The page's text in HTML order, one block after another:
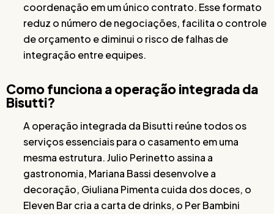
coordenação em um único contrato. Esse formato
reduz o número de negociações, facilita o controle
de orçamento e diminui o risco de falhas de
integração entre equipes.
Como funciona a operação integrada da
Bisutti?
A operação integrada da Bisutti reúne todos os
serviços essenciais para o casamento em uma
mesma estrutura. Julio Perinetto assina a
gastronomia, Mariana Bassi desenvolve a
decoração, Giuliana Pimenta cuida dos doces, o
Eleven Bar cria a carta de drinks, o Per Bambini